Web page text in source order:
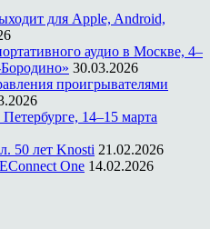
для Apple, Android,
аудио в Москве, 4–
30.03.2026
проигрывателями
14–15 марта
50 лет Knosti 21.02.2026
One 14.02.2026